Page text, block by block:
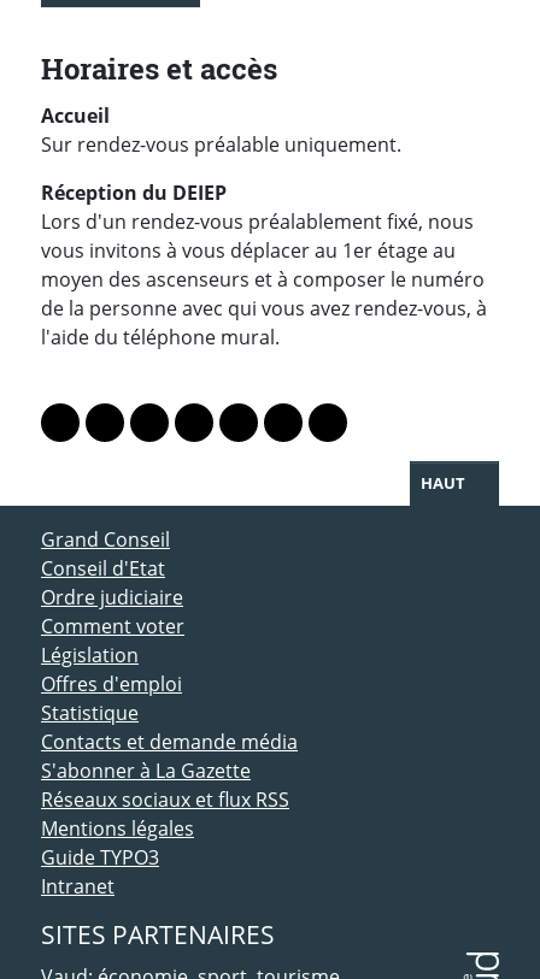
Horaires et accès
Accueil
Sur rendez-vous préalable uniquement.
Réception du DEIEP
Lors d'un rendez-vous préalablement fixé, nous
vous invitons à vous déplacer au 1er étage au
moyen des ascenseurs et à composer le numéro
de la personne avec qui vous avez rendez-vous, à
l'aide du téléphone mural.
Lien vers le profil Mastodon
Lien vers le profil Bluesky
Lien vers le profil Instagram
Lien vers le profil Linkedin
Lien vers le profil Facebook
Lien vers le profil Twitter
Partager par WhatsApp
HAUT
ACCÈS DIRECT
Grand Conseil
Conseil d'Etat
Ordre judiciaire
Comment voter
Législation
Offres d'emploi
Statistique
Contacts et demande média
S'abonner à La Gazette
Réseaux sociaux et flux RSS
Mentions légales
Guide TYPO3
Intranet
SITES PARTENAIRES